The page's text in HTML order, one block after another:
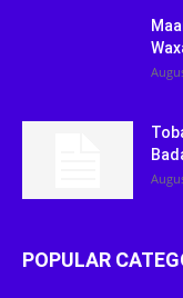
POPULAR